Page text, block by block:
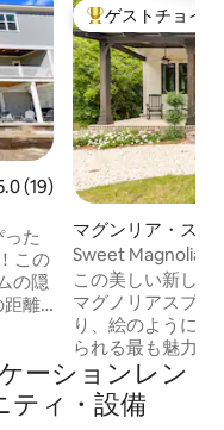
ュー19件、5つ星中5.0つ
(19)
た
この
の隠
距離
り、
き
プ
大好評のゲスト
ゲストチョイス
マグンリア・スプ
一軒家
Sweet Magnolia -
／フォーリーから
この美しい新しい
マグノリアスプリ
り、絵のように
られる最も魅力的
あります。 便利なロケーションにあるこ
の2ベッドルーム
さな町の魅力を
ーションレン
ティ・設備